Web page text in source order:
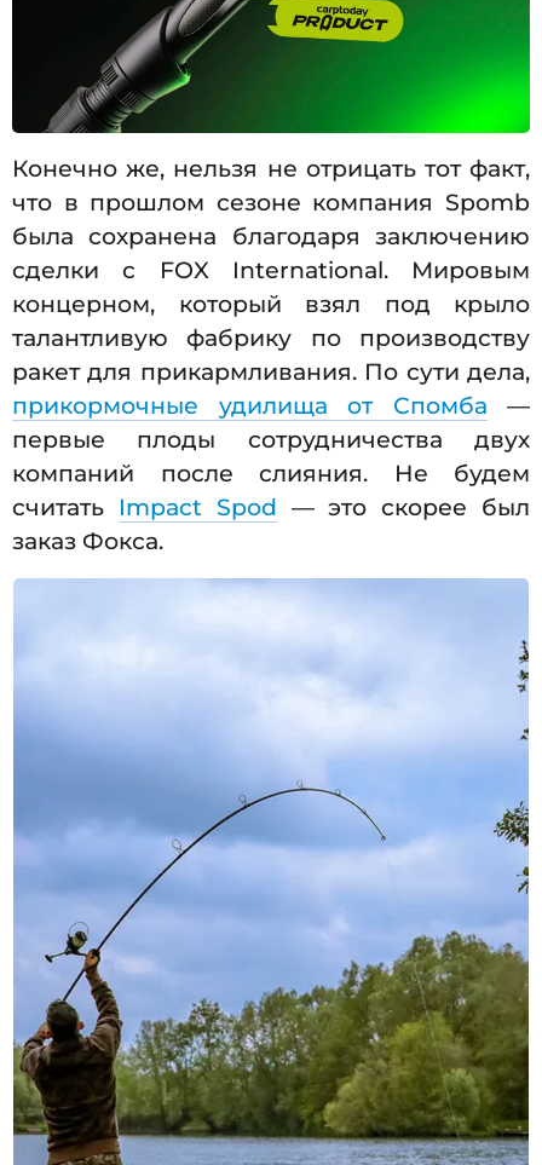
Конечно же, нельзя не отрицать тот факт,
что в прошлом сезоне компания Spomb
была сохранена благодаря заключению
сделки с FOX International. Мировым
концерном, который взял под крыло
талантливую фабрику по производству
ракет для прикармливания. По сути дела,
прикормочные удилища от Спомба —
первые плоды сотрудничества двух
компаний после слияния. Не будем
считать Impact Spod — это скорее был
заказ Фокса.